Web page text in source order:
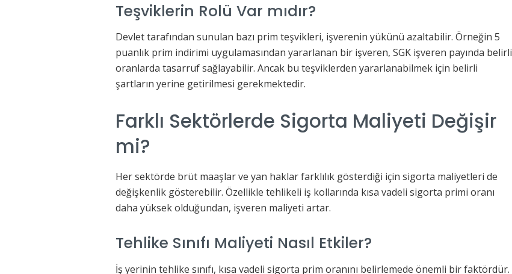
Teşviklerin Rolü Var mıdır?
Devlet tarafından sunulan bazı prim teşvikleri, işverenin yükünü azaltabilir. Örneğin 5
puanlık prim indirimi uygulamasından yararlanan bir işveren, SGK işveren payında belirli
oranlarda tasarruf sağlayabilir. Ancak bu teşviklerden yararlanabilmek için belirli
şartların yerine getirilmesi gerekmektedir.
Farklı Sektörlerde Sigorta Maliyeti Değişir
mi?
Her sektörde brüt maaşlar ve yan haklar farklılık gösterdiği için sigorta maliyetleri de
değişkenlik gösterebilir. Özellikle tehlikeli iş kollarında kısa vadeli sigorta primi oranı
daha yüksek olduğundan, işveren maliyeti artar.
Tehlike Sınıfı Maliyeti Nasıl Etkiler?
İş yerinin tehlike sınıfı, kısa vadeli sigorta prim oranını belirlemede önemli bir faktördür.